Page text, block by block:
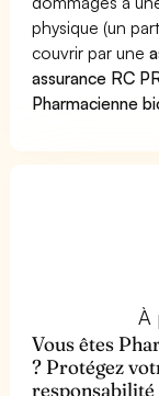
physique (un
couvrir par une
assurance RC
Pharmacienne
À
Vous êtes
? Protégez
responsabilité